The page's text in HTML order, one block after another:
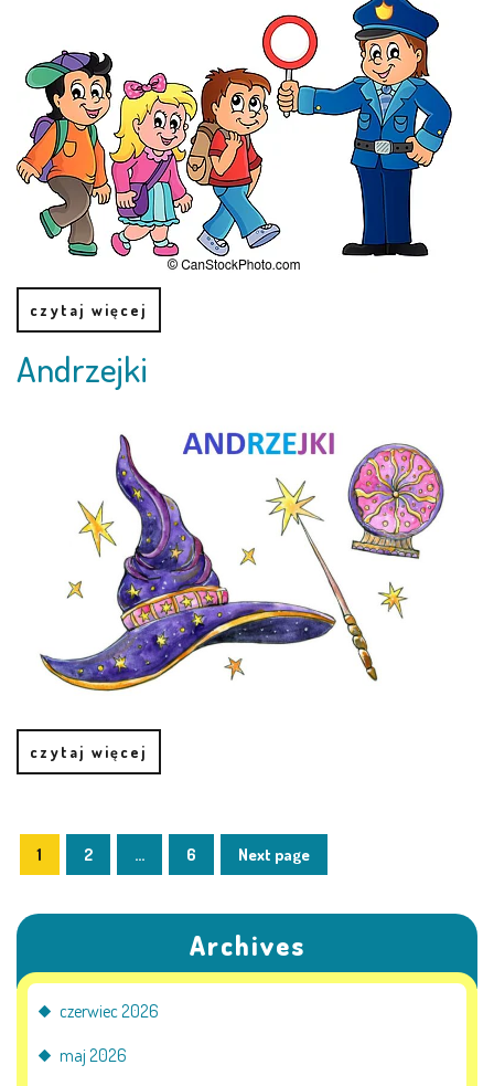
PRACOWNICY
STATUT I STANDARDY
OCHRONY MAŁOLETNICH
PROCEDURY I REGULAMINY
DEKLARACJA DOSTĘPNOŚCI
ROCZNY PLAN PRACY
KORZYSTANIE Z TIK
PROGRAMY
UROCZYSTOŚCI
KONKURSY
KĄCIK DLA RODZICÓW
PORADY DLA RODZICÓW
czytaj więcej
Andrzejki
czytaj więcej
1 2 … 6 Next page
Archives
czerwiec 2026
maj 2026